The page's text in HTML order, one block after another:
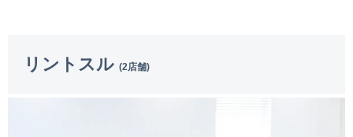
リントスル (2店舗)